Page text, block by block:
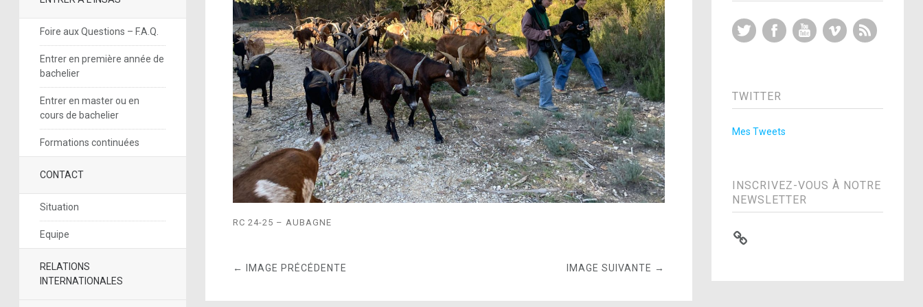
Foire aux Questions – F.A.Q.
Entrer en première année de
bachelier
Entrer en master ou en
cours de bachelier
Formations continuées
CONTACT
Situation
Equipe
RELATIONS
INTERNATIONALES
RC 24-25 – AUBAGNE
← IMAGE PRÉCÉDENTE IMAGE SUIVANTE →
Twitter FacebookYouTubeVimeo
TWITTER
Mes Tweets
INSCRIVEZ-VOUS À NOTRE
NEWSLETTER